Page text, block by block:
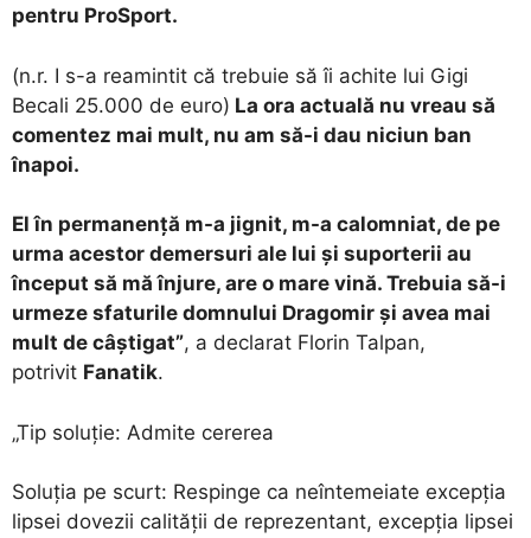
pentru ProSport.
(n.r. I s-a reamintit că trebuie să îi achite lui Gigi
Becali 25.000 de euro) La ora actuală nu vreau să
comentez mai mult, nu am să-i dau niciun ban
înapoi.
El în permanență m-a jignit, m-a calomniat, de pe
urma acestor demersuri ale lui și suporterii au
început să mă înjure, are o mare vină. Trebuia să-i
urmeze sfaturile domnului Dragomir și avea mai
mult de câștigat”, a declarat Florin Talpan,
potrivit Fanatik.
„Tip soluție: Admite cererea
Soluția pe scurt: Respinge ca neîntemeiate excepția
lipsei dovezii calității de reprezentant, excepția lipsei